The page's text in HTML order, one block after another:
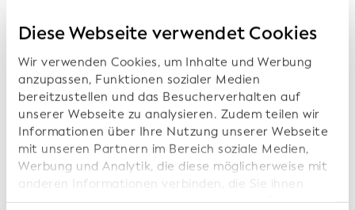
Diese Webseite verwendet Cookies
Wir verwenden Cookies, um Inhalte und Werbung
anzupassen, Funktionen sozialer Medien
bereitzustellen und das Besucherverhalten auf
unserer Webseite zu analysieren. Zudem teilen wir
Informationen über Ihre Nutzung unserer Webseite
mit unseren Partnern im Bereich soziale Medien,
Werbung und Analytik, die diese möglicherweise mit
anderen Informationen verbinden, die Sie ihnen
bereitgestellt haben oder die von diesen Partner